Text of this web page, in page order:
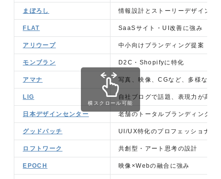
まぼろし 情報設計とストーリーデザインに
FLAT SaaSサイト・UI改善に強み
アリウープ 中小向けブランディング提案
モンブラン D2C・Shopifyに特化
アマナ 写真、映像、CGなど、多様なメ
LIG 自社ブログで話題、表現力が高い
日本デザインセンター 老舗のトータルブランディング力
グッドパッチ UI/UX特化のプロフェッショナル
ロフトワーク 共創型・アート思考の設計
EPOCH 映像×Webの融合に強み
横スクロール可能